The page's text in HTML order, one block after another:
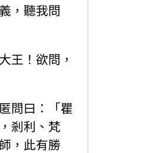
，聽我問
王！欲問，
問曰：「瞿
剎利、梵
，此有勝